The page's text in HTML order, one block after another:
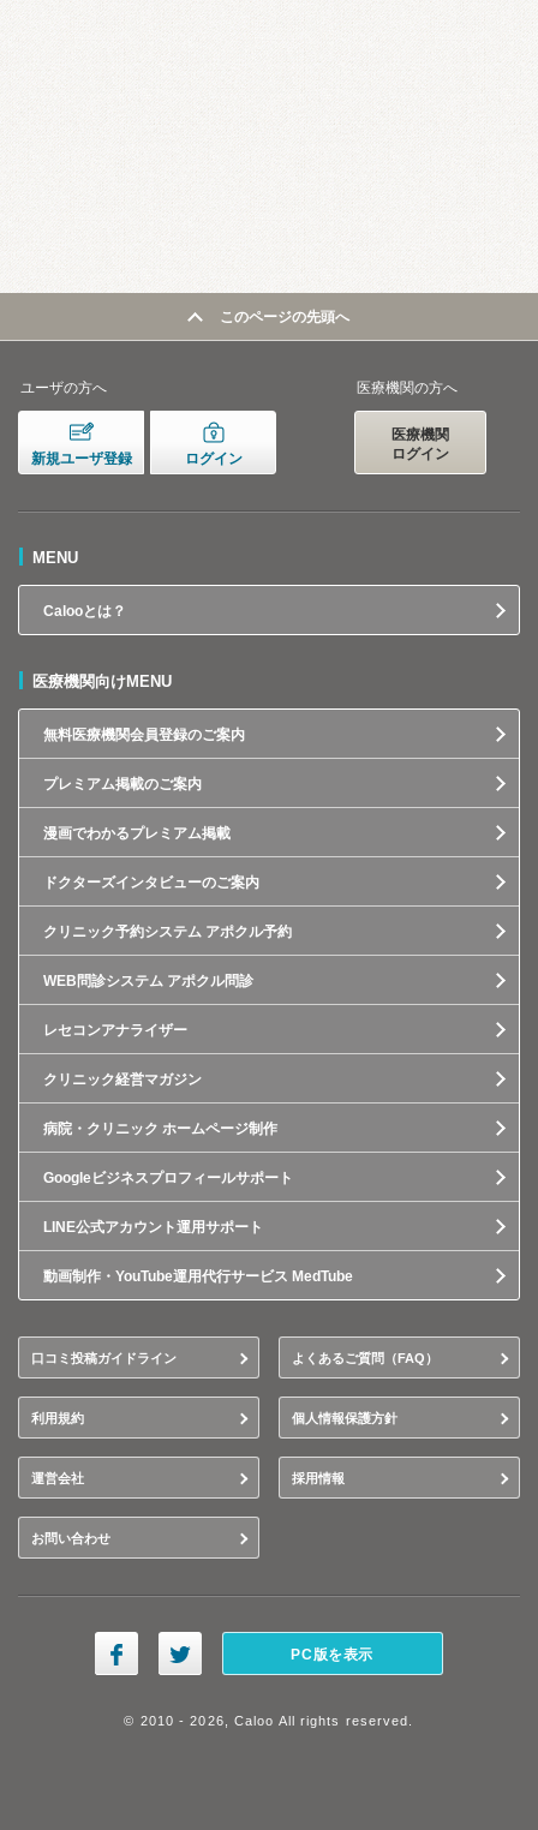
このページの先頭へ
ユーザの方へ
新規ユーザ登録 ログイン
医療機関の方へ
医療機関
ログイン
MENU
Calooとは？
医療機関向けMENU
無料医療機関会員登録のご案内
プレミアム掲載のご案内
漫画でわかるプレミアム掲載
ドクターズインタビューのご案内
クリニック予約システム アポクル予約
WEB問診システム アポクル問診
レセコンアナライザー
クリニック経営マガジン
病院・クリニック ホームページ制作
Googleビジネスプロフィールサポート
LINE公式アカウント運用サポート
動画制作・YouTube運用代行サービス MedTube
口コミ投稿ガイドライン よくあるご質問（FAQ）
利用規約 個人情報保護方針
運営会社 採用情報
お問い合わせ
PC版を表示
© 2010 - 2026, Caloo All rights reserved.